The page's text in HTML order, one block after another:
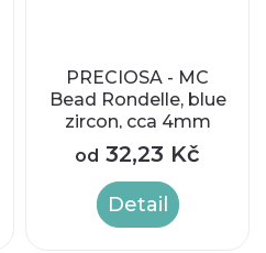
PRECIOSA - MC
Bead Rondelle, blue
zircon, cca 4mm
od 32,23 Kč
Detail